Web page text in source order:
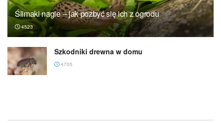
Ślimaki nagie – jak pozbyć się ich z ogrodu
4523
Szkodniki drewna w domu
4705